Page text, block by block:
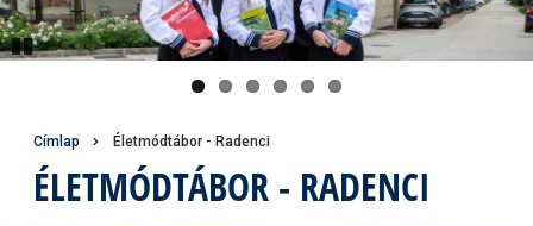
Morzsa
Címlap Életmódtábor - Radenci
ÉLETMÓDTÁBOR - RADENCI